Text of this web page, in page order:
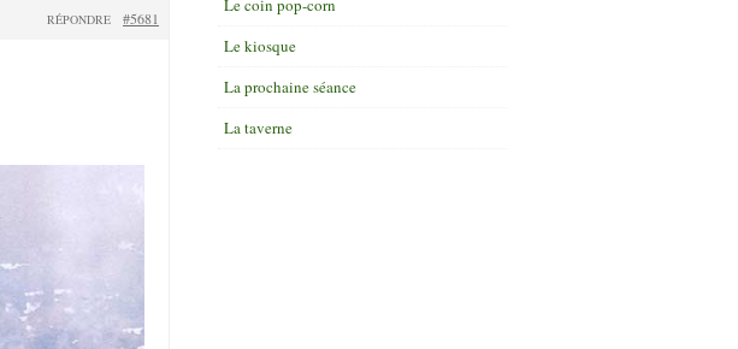
#5681
RÉPONDRE
Le kiosque
La prochaine séance
La taverne